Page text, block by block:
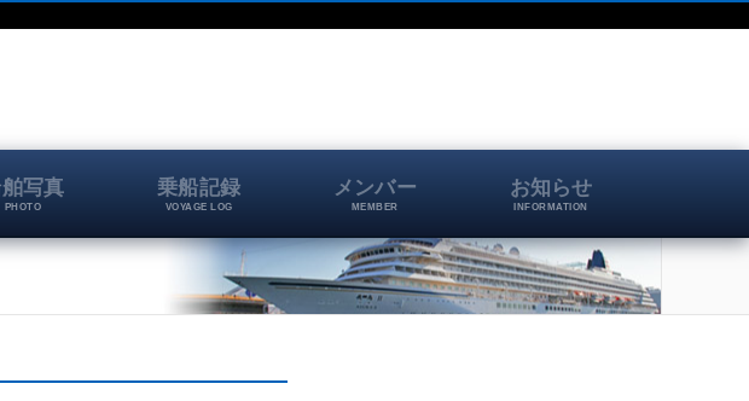
写真
PHOTO
乗船記録
VOYAGE LOG
メンバー
MEMBER
お知らせ
INFORMATION